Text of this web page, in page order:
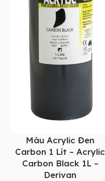
Màu Acrylic Đen
Carbon 1 Lít – Acrylic
Carbon Black 1L –
Derivan